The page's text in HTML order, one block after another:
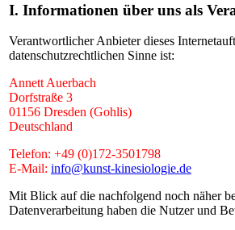
I. Informationen über uns als
Verantwortlicher Anbieter dieses
datenschutzrechtlichen Sinne ist:
Annett Auerbach
Dorfstraße 3
01156 Dresden (Gohlis)
Deutschland
Telefon: +49 (0)172-3501798
E-Mail: info@kunst-kinesiologie.de
Mit Blick auf die nachfolgend noch näher
Datenverarbeitung haben die Nutzer und